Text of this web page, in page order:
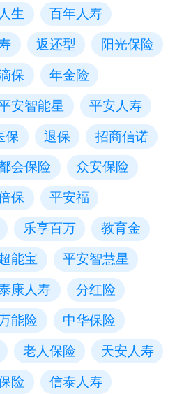
生 百年人寿
返还型 阳光保险
保 年金险
安智能星 平安人寿
保 退保 招商信诺
会保险 众安保险
保 平安福
乐享百万 教育金
能宝 平安智慧星
康人寿 分红险
能险 中华保险
老人保险 天安人寿
险 信泰人寿